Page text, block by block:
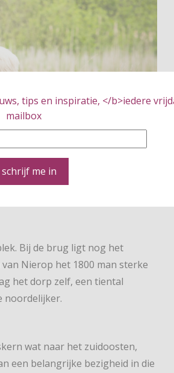
tips en inspiratie, </b>iedere
mailbox
me in
Bij de brug ligt nog het
Nierop het 1800 man sterke
het dorp zelf, een tiental
noordelijker.
wat naar het zuidoosten,
een belangrijke bezigheid in die